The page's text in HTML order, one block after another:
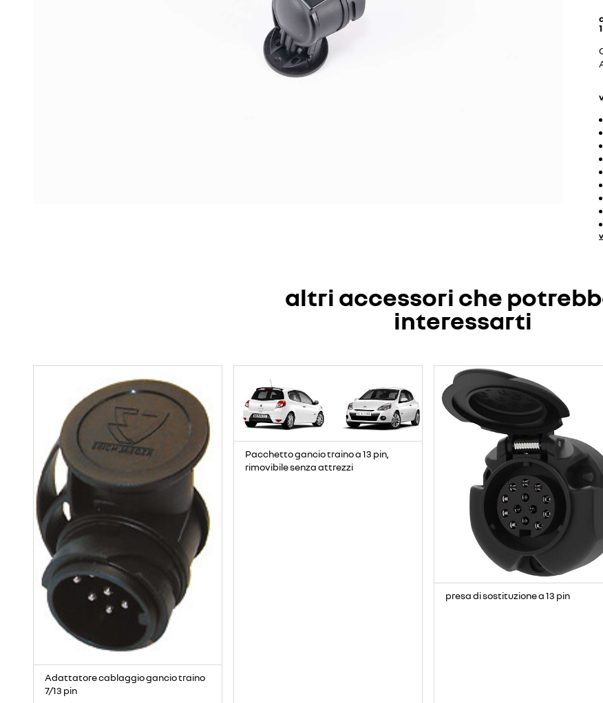
altri accessori che
interessarti
Adattatore cablaggio gancio traino
7/13 pin
Pacchetto gancio traino a 13 pin,
rimovibile senza attrezzi
presa di sostituzione a 13 pin